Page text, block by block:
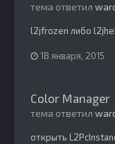
тема ответил
l2jfrozen либо
18 января, 2015
Color Manager
тема ответил
открыть